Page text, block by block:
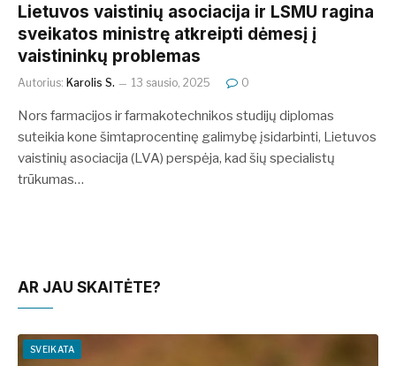
Lietuvos vaistinių asociacija ir LSMU ragina
sveikatos ministrę atkreipti dėmesį į
vaistininkų problemas
Autorius: Karolis S. 13 sausio, 2025 0
Nors farmacijos ir farmakotechnikos studijų diplomas
suteikia kone šimtaprocentinę galimybę įsidarbinti, Lietuvos
vaistinių asociacija (LVA) perspėja, kad šių specialistų
trūkumas…
AR JAU SKAITĖTE?
SVEIKATA